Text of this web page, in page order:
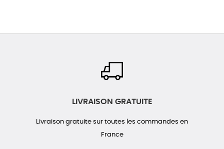
LIVRAISON GRATUITE
Livraison gratuite sur toutes les commandes en
France